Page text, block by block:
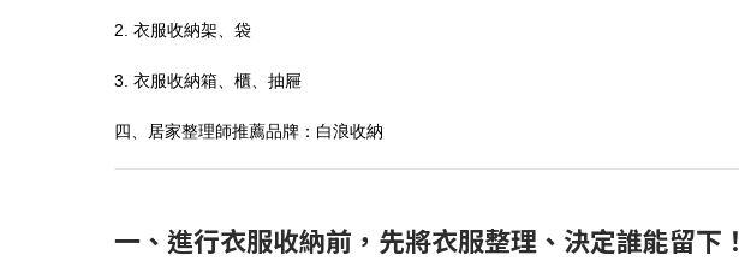
2. 衣服收納架、袋
3. 衣服收納箱、櫃、抽屜
四、居家整理師推薦品牌：白浪收納
一、進行衣服收納前，先將衣服整理、決定誰能留下！